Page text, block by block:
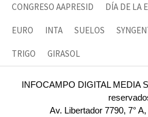
CONGRESO AAPRESID DÍA DE LA
EURO INTA SUELOS
TRIGO GIRASOL
INFOCAMPO DIGITAL MEDIA
Av. Libertador 7790, 7°